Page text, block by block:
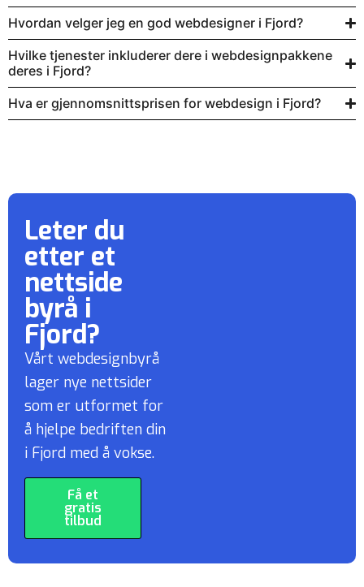
Hvordan velger jeg en god webdesigner i Fjord?
Hvilke tjenester inkluderer dere i webdesignpakkene
deres i Fjord?
Hva er gjennomsnittsprisen for webdesign i Fjord?
Leter du
etter et
nettside
byrå i
Fjord?
Vårt webdesignbyrå
lager nye nettsider
som er utformet for
å hjelpe bedriften din
i Fjord med å vokse.
Få et
gratis
tilbud